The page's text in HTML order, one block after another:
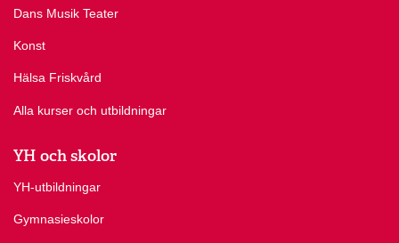
Dans Musik Teater
Konst
Hälsa Friskvård
Alla kurser och utbildningar
YH och skolor
YH-utbildningar
Gymnasieskolor